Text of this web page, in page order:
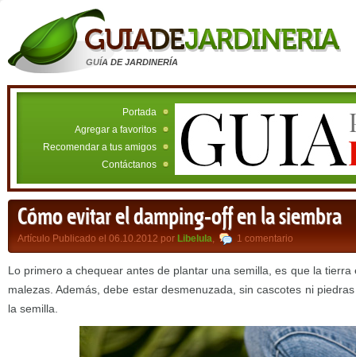
GUÍA DE JARDINERÍA
Portada
Agregar a favoritos
Recomendar a tus amigos
Contáctanos
Cómo evitar el damping-off en la siembra
Artículo Publicado el 06.10.2012 por Libelula, 1 comentario
Lo primero a chequear antes de plantar una semilla, es que la
malezas. Además, debe estar desmenuzada, sin cascotes ni
la semilla.